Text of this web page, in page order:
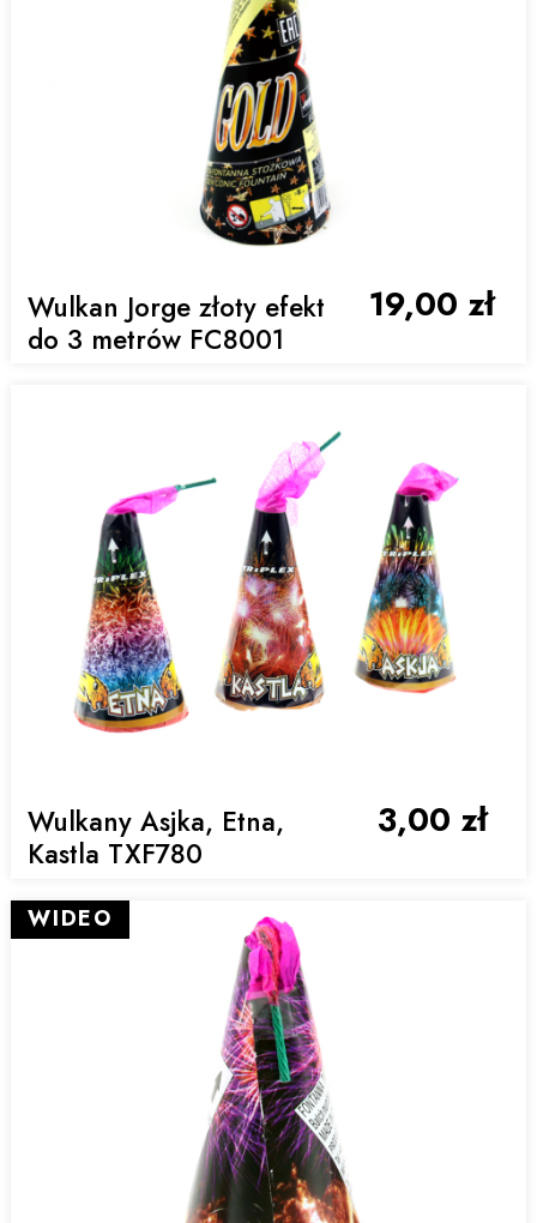
Wulkan Jorge złoty efekt
do 3 metrów FC8001
19,00 zł
Wulkany Asjka, Etna,
Kastla TXF780
3,00 zł
WIDEO